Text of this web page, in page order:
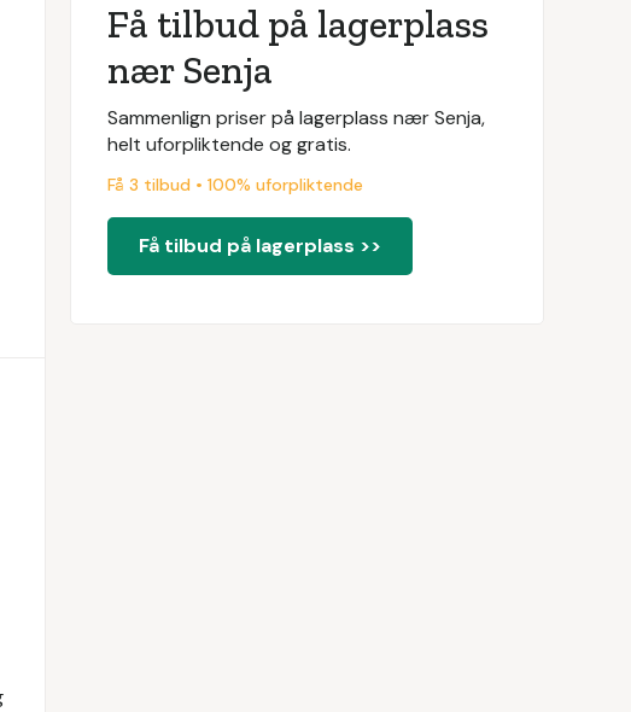
Få tilbud på lagerplass
nær Senja
Sammenlign priser på lagerplass nær Senja,
helt uforpliktende og gratis.
Få 3 tilbud • 100% uforpliktende
Få tilbud på lagerplass >>